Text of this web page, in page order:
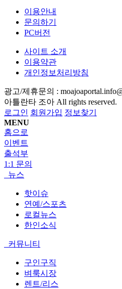
이용안내
문의하기
PC버전
사이트 소개
이용약관
개인정보처리방침
광고/제휴문의 :
아틀란타 조아 All rights reserved.
로그인 회원가입 정보찾기
MENU
홈으로
이벤트
출석부
1:1 문의
뉴스
핫이슈
연예/스포츠
로컬뉴스
한인소식
커뮤니티
구인구직
벼룩시장
렌트/리스